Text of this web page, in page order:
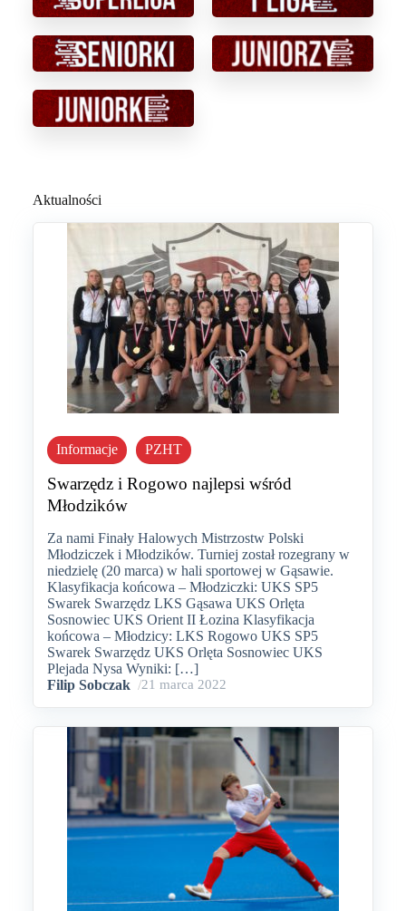
Aktualności
Informacje PZHT
Swarzędz i Rogowo najlepsi wśród
Młodzików
Za nami Finały Halowych Mistrzostw Polski
Młodziczek i Młodzików. Turniej został rozegrany w
niedzielę (20 marca) w hali sportowej w Gąsawie.
Klasyfikacja końcowa – Młodziczki: UKS SP5
Swarek Swarzędz LKS Gąsawa UKS Orlęta
Sosnowiec UKS Orient II Łozina Klasyfikacja
końcowa – Młodzicy: LKS Rogowo UKS SP5
Swarek Swarzędz UKS Orlęta Sosnowiec UKS
Plejada Nysa Wyniki: […]
Filip Sobczak /21 marca 2022